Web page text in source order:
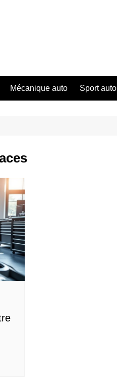
Mécanique auto Sport auto